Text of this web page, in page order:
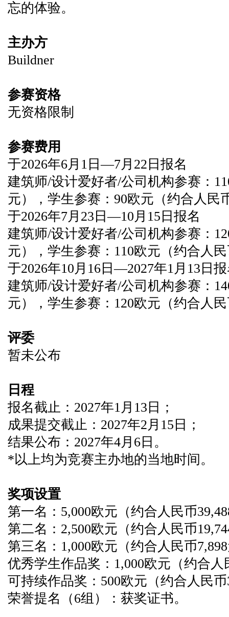
忘的体验。
主办方
Buildner
参赛资格
无资格限制
参赛费用
于2026年6月1日—7月22日报名
建筑师/设计爱好者/公司机构参赛：
元）， 学生参赛：90欧元（约合人民
于2026年7月23日—10月15日报名
建筑师/设计爱好者/公司机构参赛：
元）， 学生参赛：110欧元（约合人
于2026年10月16日—2027年1月13日
建筑师/设计爱好者/公司机构参赛：
元）， 学生参赛：120欧元（约合人
评委
暂未公布
日程
报名截止：2027年1月13日；
成果提交截止：2027年2月15日；
结果公布：2027年4月6日。
*以上均为竞赛主办地的当地时间。
奖项设置
第一名：5,000欧元（约合人民币
第二名：2,500欧元（约合人民币
第三名：1,000欧元（约合人民币
优秀学生作品奖：1,000欧元 （约合
可持续作品奖：500欧元（约合人民币
荣誉提名（6组）： 获奖证书。